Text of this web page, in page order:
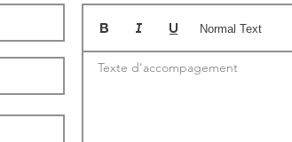
Texte d'accompagement
Normal Text